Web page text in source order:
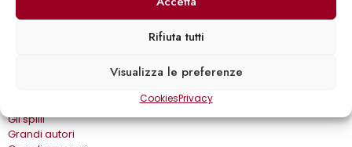
Rifiuta tutti
Visualizza le preferenze
CookiesPrivacy
Dive&Divi
Gli spilli
Grandi autori